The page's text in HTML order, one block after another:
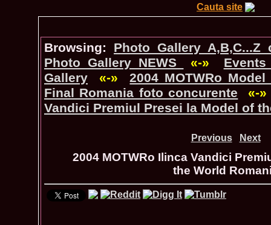
Cauta site
Browsing:
Photo_Gallery
Photo_Gallery NEWS
«-»
Gallery
«-»
2004 MOTWRo
Final Romania foto concurente
«-»
Vandici Premiul Presei la Model of
Previous Next
2004 MOTWRo Ilinca Vandici
the World